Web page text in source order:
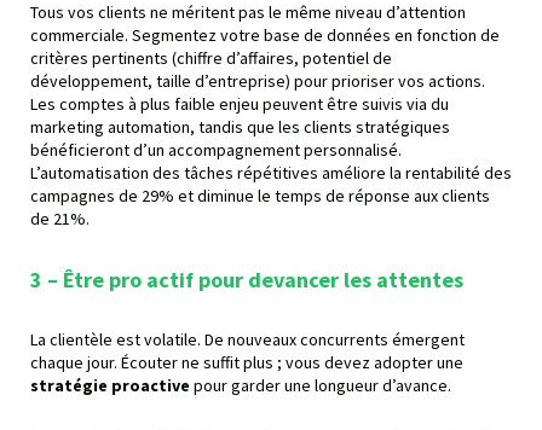
Tous vos clients ne méritent pas le même niveau d’attention
commerciale. Segmentez votre base de données en fonction de
critères pertinents (chiffre d’affaires, potentiel de
développement, taille d’entreprise) pour prioriser vos actions.
Les comptes à plus faible enjeu peuvent être suivis via du
marketing automation, tandis que les clients stratégiques
bénéficieront d’un accompagnement personnalisé.
L’automatisation des tâches répétitives améliore la rentabilité des
campagnes de 29% et diminue le temps de réponse aux clients
de 21%.
3 – Être pro actif pour devancer les attentes
La clientèle est volatile. De nouveaux concurrents émergent
chaque jour. Écouter ne suffit plus ; vous devez adopter une
stratégie proactive pour garder une longueur d’avance.